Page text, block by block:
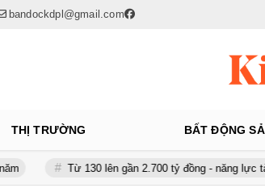
bandockdpl@gmail.com
THỊ TRƯỜNG BẤT ĐỘNG
Từ 130 lên gần 2.700 tỷ đồng - năng lực tài chính của